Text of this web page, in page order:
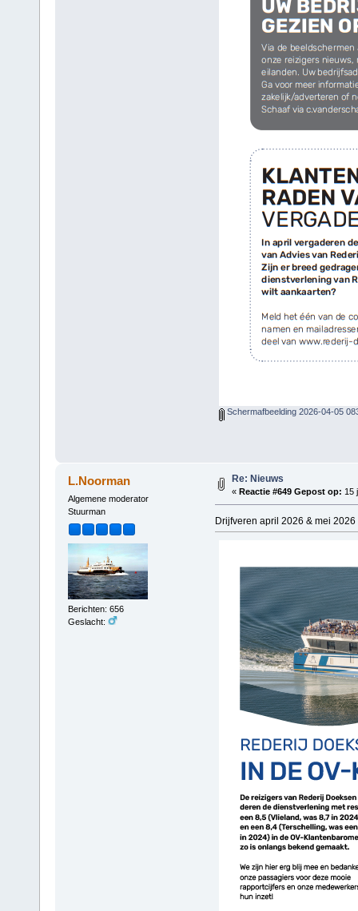
Schermafbeelding 2026-04-05
L.Noorman
Algemene moderator
Stuurman
Berichten: 656
Geslacht:
Re: Nieuws
« Reactie #649 Gepost op: 15
Drijfveren april 2026 & mei